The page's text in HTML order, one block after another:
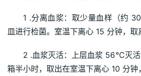
1 .分离血浆：取少量血样（约
皿进行检菌。室温下离心 15 分钟，取
2 .血浆灭活：上层血浆 56℃灭
箱半小时，取出在室温下离心 10 分钟